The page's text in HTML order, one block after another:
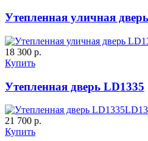
К-10 60 К-11
Утепленная уличная
18 300 р.
Купить
Утепленная дверь LD1335
21 700 р.
Купить